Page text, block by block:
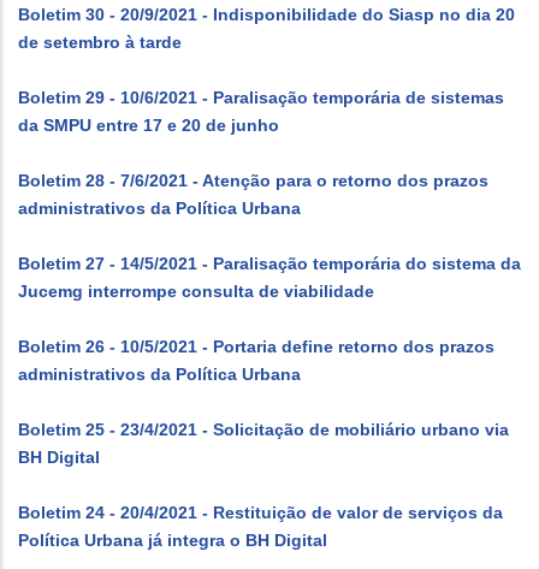
Boletim 30 - 20/9/2021 - Indisponibilidade do Siasp no dia 20
de setembro à tarde
Boletim 29 - 10/6/2021 - Paralisação temporária de sistemas
da SMPU entre 17 e 20 de junho
Boletim 28 - 7/6/2021 - Atenção para o retorno dos prazos
administrativos da Política Urbana
Boletim 27 - 14/5/2021 - Paralisação temporária do sistema da
Jucemg interrompe consulta de viabilidade
Boletim 26 - 10/5/2021 - Portaria define retorno dos prazos
administrativos da Política Urbana
Boletim 25 - 23/4/2021 - Solicitação de mobiliário urbano via
BH Digital
Boletim 24 - 20/4/2021 - Restituição de valor de serviços da
Política Urbana já integra o BH Digital